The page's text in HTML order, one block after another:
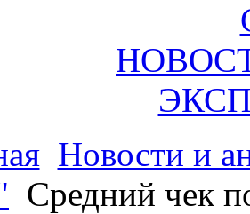
Новости и
Средний чек